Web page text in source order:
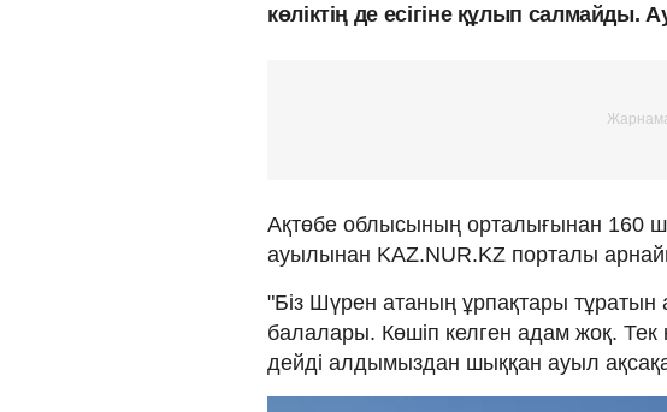
көліктің де есігіне құлып салмайды.
Ақтөбе облысының орталығынан 160
ауылынан KAZ.NUR.KZ порталы
"Біз Шүрен атаның ұрпақтары
балалары. Көшіп келген адам жоқ. Тек
дейді алдымыздан шыққан ауыл